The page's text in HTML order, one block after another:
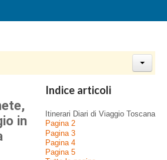
Indice articoli
Itinerari Diari di Viaggio Toscana
Pagina 2
Pagina 3
Pagina 4
Pagina 5
in